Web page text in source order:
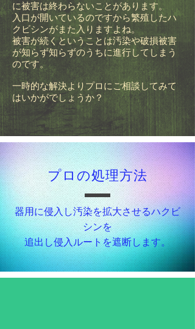
に被害は終わらないことがあります。
入口が開いているのですから繁殖したハ
クビシンがまた入りますよね。
被害が続くということは汚染や破損被害
が知らず知らずのうちに進行してしまう
のです。
​一時的な解決よりプロにご相談してみて
はいかがでしょうか？
プロの処理方法
器用に侵入し汚染を拡大させるハクビ
シンを
追出し侵入ルートを遮断します。